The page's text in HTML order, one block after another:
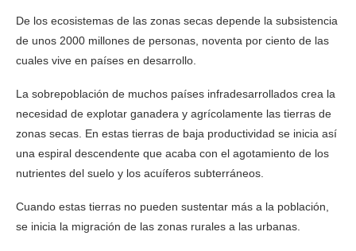
De los ecosistemas de las zonas secas depende la subsistencia
de unos 2000 millones de personas, noventa por ciento de las
cuales vive en países en desarrollo.
La sobrepoblación de muchos países infradesarrollados crea la
necesidad de explotar ganadera y agrícolamente las tierras de
zonas secas. En estas tierras de baja productividad se inicia así
una espiral descendente que acaba con el agotamiento de los
nutrientes del suelo y los acuíferos subterráneos.
Cuando estas tierras no pueden sustentar más a la población,
se inicia la migración de las zonas rurales a las urbanas.